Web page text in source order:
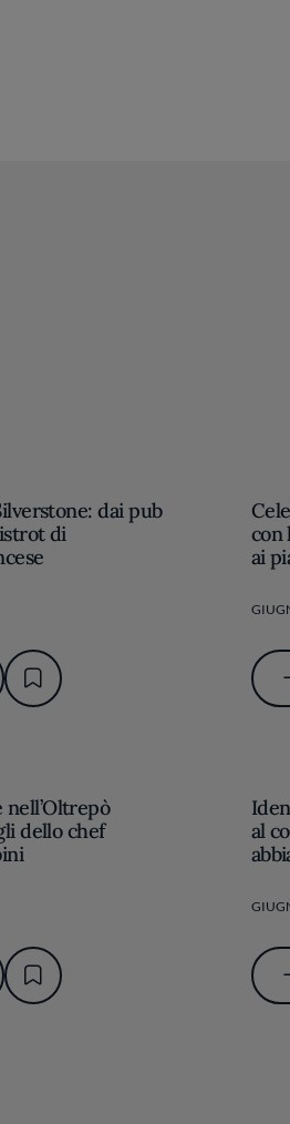
dai pub
di
con
ai
nell’Oltrepò
dello chef
al